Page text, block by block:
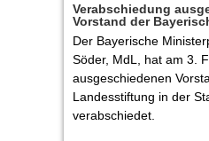
Verabschiedung
Vorstand der
Der Bayerische
Söder, MdL, hat am 3.
ausgeschiedenen
Landesstiftung in der
verabschiedet.